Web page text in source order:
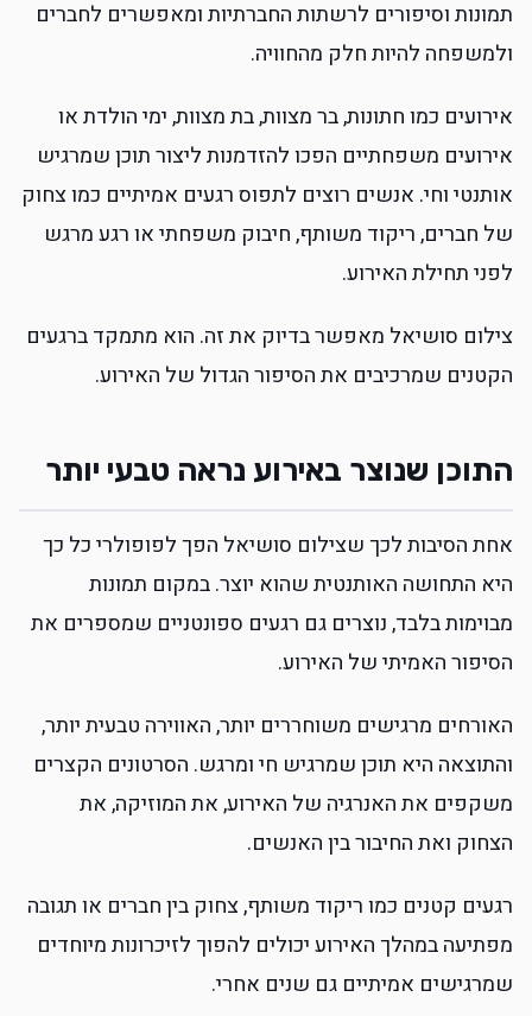
תמונות וסיפורים לרשתות החברתיות ומאפשרים לחברים
ולמשפחה להיות חלק מהחוויה.
אירועים כמו חתונות, בר מצוות, בת מצוות, ימי הולדת או
אירועים משפחתיים הפכו להזדמנות ליצור תוכן שמרגיש
אותנטי וחי. אנשים רוצים לתפוס רגעים אמיתיים כמו צחוק
של חברים, ריקוד משותף, חיבוק משפחתי או רגע מרגש
לפני תחילת האירוע.
צילום סושיאל מאפשר בדיוק את זה. הוא מתמקד ברגעים
הקטנים שמרכיבים את הסיפור הגדול של האירוע.
התוכן שנוצר באירוע נראה טבעי יותר
אחת הסיבות לכך שצילום סושיאל הפך לפופולרי כל כך
היא התחושה האותנטית שהוא יוצר. במקום תמונות
מבוימות בלבד, נוצרים גם רגעים ספונטניים שמספרים את
הסיפור האמיתי של האירוע.
האורחים מרגישים משוחררים יותר, האווירה טבעית יותר,
והתוצאה היא תוכן שמרגיש חי ומרגש. הסרטונים הקצרים
משקפים את האנרגיה של האירוע, את המוזיקה, את
הצחוק ואת החיבור בין האנשים.
רגעים קטנים כמו ריקוד משותף, צחוק בין חברים או תגובה
מפתיעה במהלך האירוע יכולים להפוך לזיכרונות מיוחדים
שמרגישים אמיתיים גם שנים אחרי.